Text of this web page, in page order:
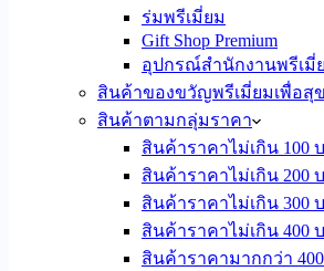
ร่มพรีเมี่ยม
Gift Shop Premium
อุปกรณ์สำนักงานพรีเมี่
สินค้าของขวัญพรีเมี่ยมเพื่อสุ
สินค้าตามกลุ่มราคา
สินค้าราคาไม่เกิน 100
สินค้าราคาไม่เกิน 200
สินค้าราคาไม่เกิน 300
สินค้าราคาไม่เกิน 400
สินค้าราคามากกว่า